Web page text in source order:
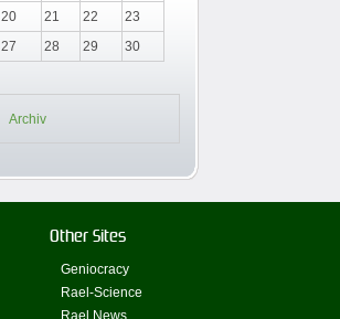
20 21 22
23
27 28 29
30
Archiv
Other Sites
Geniocracy
Rael-Science
Rael News